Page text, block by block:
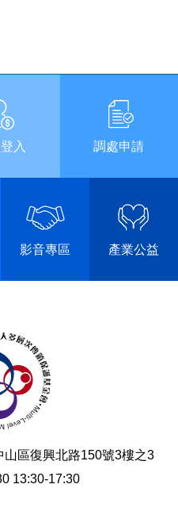
入 調處申請
影音專區 產業公益
山區復興北路150號3樓之3
13:30-17:30